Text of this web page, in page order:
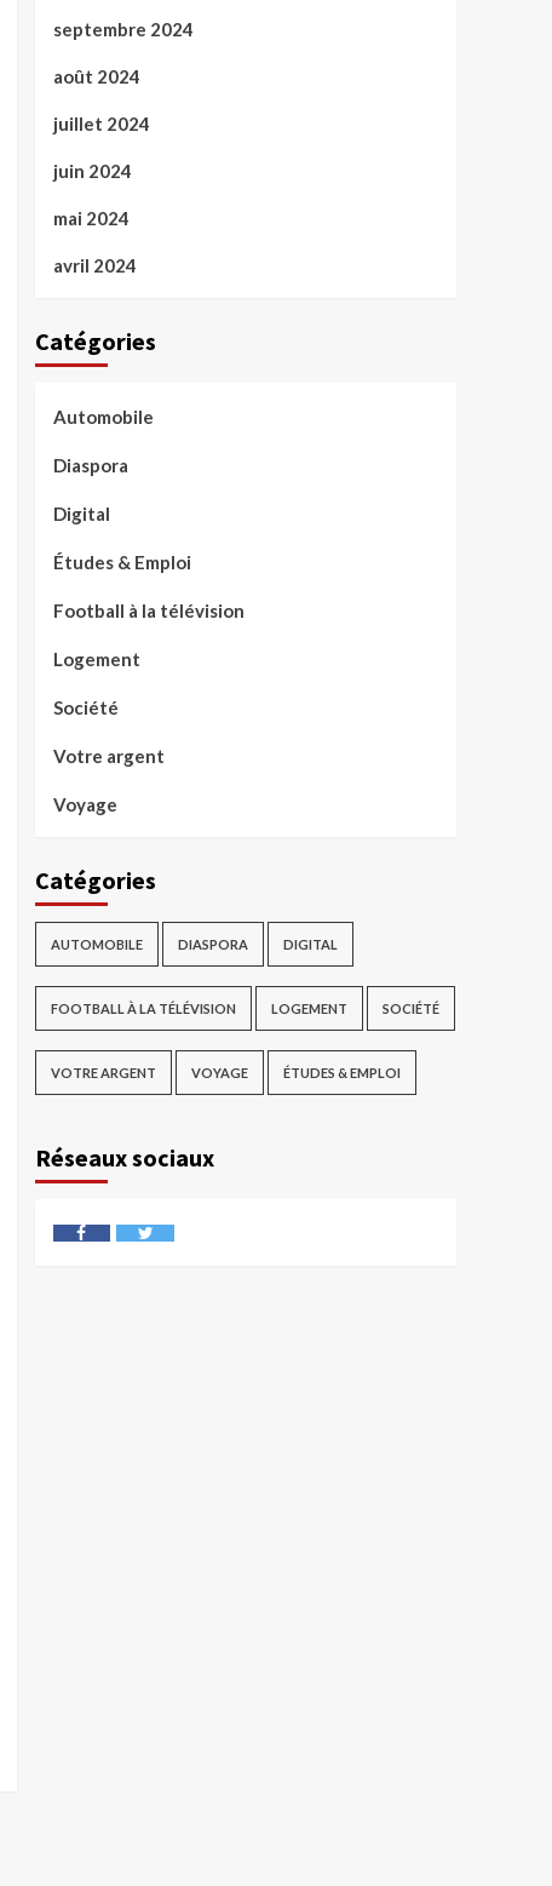
septembre 2024
août 2024
juillet 2024
juin 2024
mai 2024
avril 2024
Catégories
Automobile
Diaspora
Digital
Études & Emploi
Football à la télévision
Logement
Société
Votre argent
Voyage
Catégories
AUTOMOBILE DIASPORA DIGITAL
FOOTBALL À LA TÉLÉVISION LOGEMENT SOCIÉTÉ
VOTRE ARGENT VOYAGE ÉTUDES & EMPLOI
Réseaux sociaux